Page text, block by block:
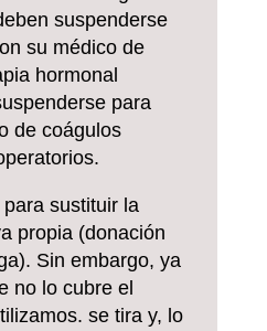
suspenderse
su médico de
hormonal
para
de coágulos
sustituir la
propia (donación
Sin embargo, ya
no lo cubre el
se tira y, lo